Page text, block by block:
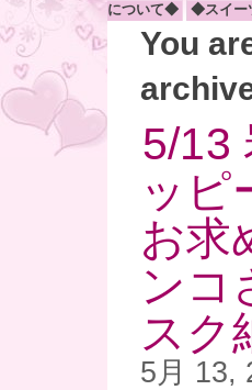
について◆
◆スイー
You
5/13
ッピ
お
ンコ
スク
5月 13,